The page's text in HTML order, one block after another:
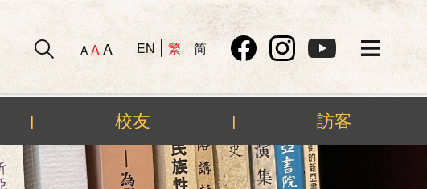
A AA EN 繁 简
| 校友 | 訪客